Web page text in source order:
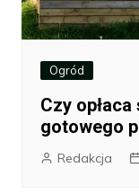
Ogród
Czy
gotowego
Redakcja